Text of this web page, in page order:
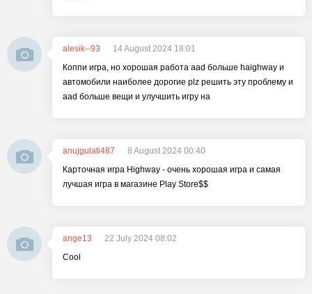
alesik--93
14 August 2024 18:01
Коппи игра, но хорошая работа aad больше haighway и
автомобили наиболее дорогие plz решить эту проблему и
aad больше вещи и улучшить игру на
anujgulati487
8 August 2024 00:40
Карточная игра Highway - очень хорошая игра и самая
лучшая игра в магазине Play Store$$
ange13
22 July 2024 08:02
Cool